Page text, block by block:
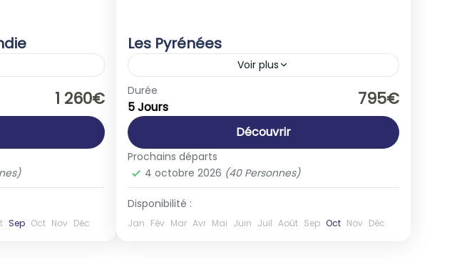
1 260€
Sep Oct Nov Déc
Les Pyrénées
Voir plus
Europe
1-40 People
Durée
5 Jours 795€
Découvrir
Prochains départs
4 octobre 2026 (40 Personnes)
Disponibilité :
Jan Fév Mar Avr Mai Juin Juil Août Sep Oct Nov Déc